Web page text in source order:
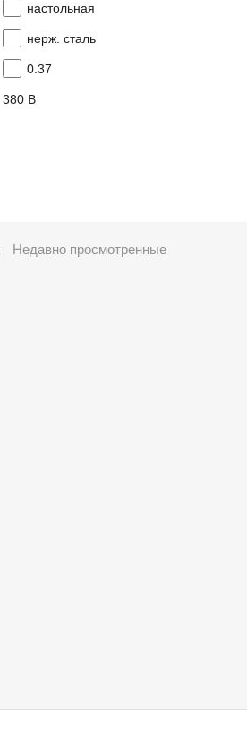
настольная
нерж. сталь
0.37
380 В
Недавно просмотренные